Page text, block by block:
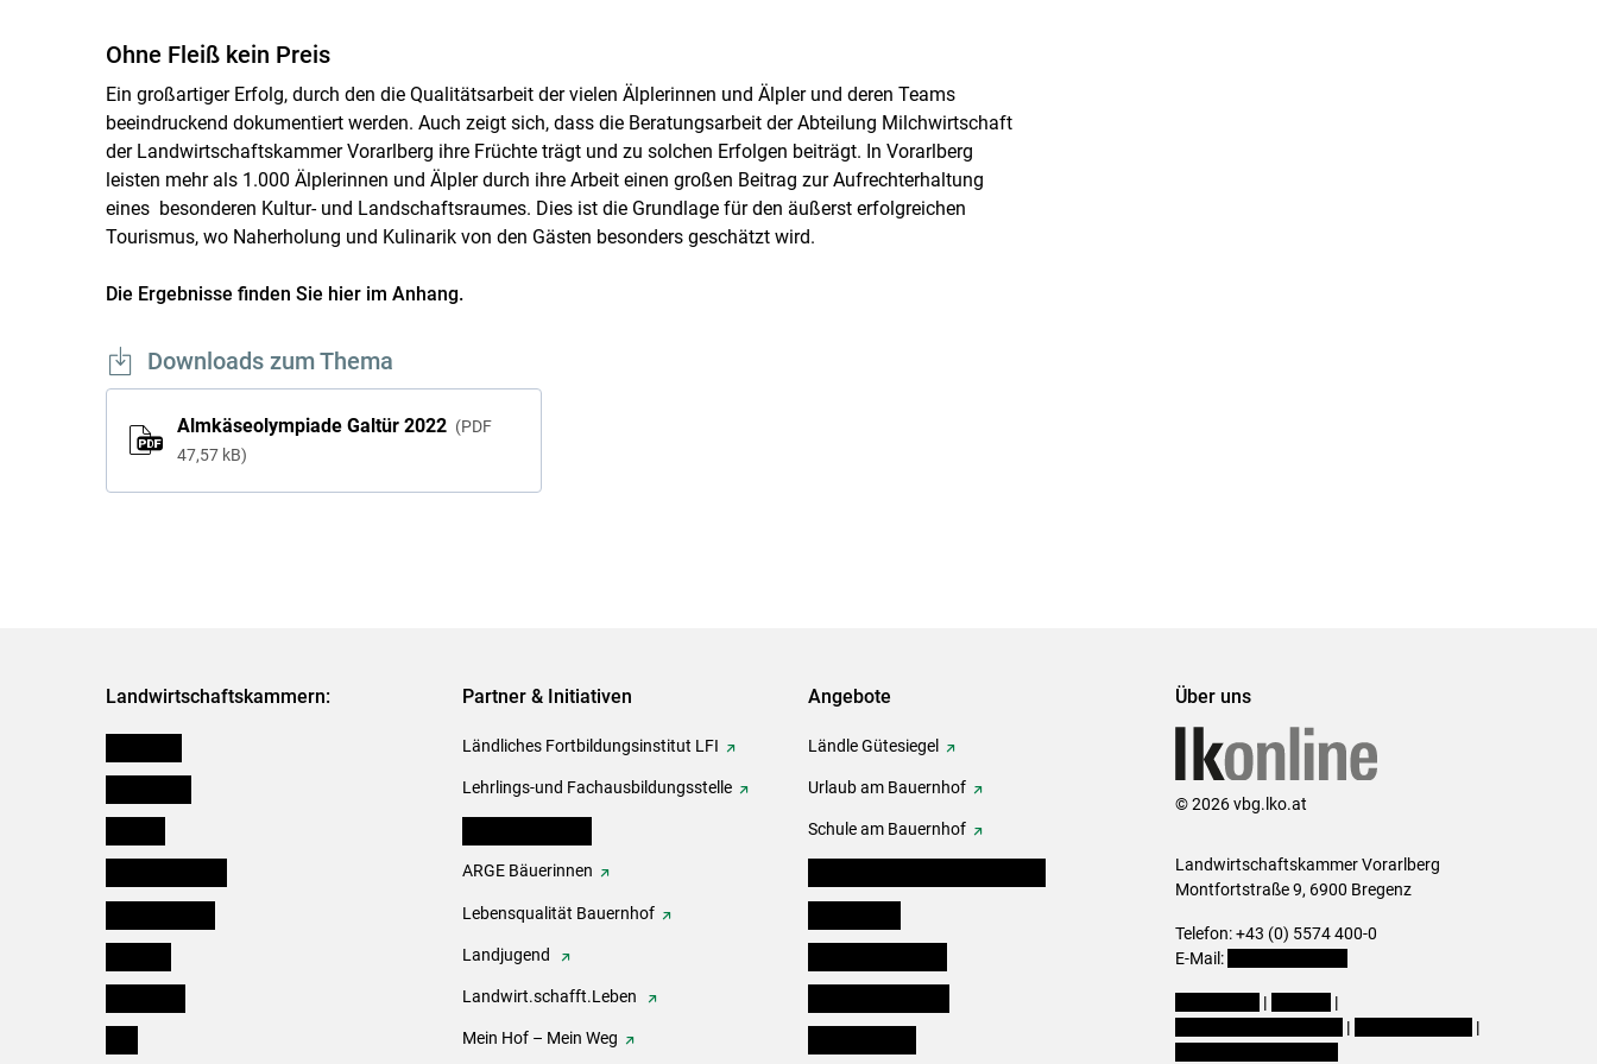
Ohne Fleiß kein Preis
Ein großartiger Erfolg, durch den die Qualitätsarbeit der vielen Älplerinnen und Älpler und deren Teams
beeindruckend dokumentiert werden. Auch zeigt sich, dass die Beratungsarbeit der Abteilung Milchwirtschaft
der Landwirtschaftskammer Vorarlberg ihre Früchte trägt und zu solchen Erfolgen beiträgt. In Vorarlberg
leisten mehr als 1.000 Älplerinnen und Älpler durch ihre Arbeit einen großen Beitrag zur Aufrechterhaltung
eines besonderen Kultur- und Landschaftsraumes. Dies ist die Grundlage für den äußerst erfolgreichen
Tourismus, wo Naherholung und Kulinarik von den Gästen besonders geschätzt wird.
Die Ergebnisse finden Sie hier im Anhang.
Downloads zum Thema
Almkäseolympiade Galtür 2022
PDF
47,57 kB
Landwirtschaftskammern: Partner & Initiativen
Ländliches Fortbildungsinstitut LFI
Lehrlings-und Fachausbildungsstelle
ARGE Bäuerinnen
Lebensqualität Bauernhof
Landjugend
Landwirt.schafft.Leben
Mein Hof – Mein Weg
Angebote
Ländle Gütesiegel
Urlaub am Bauernhof
Schule am Bauernhof
Über uns
© 2026 vbg.lko.at
Landwirtschaftskammer Vorarlberg
Montfortstraße 9, 6900 Bregenz
Telefon: +43 (0) 5574 400-0
E-Mail:
|
|
|
|